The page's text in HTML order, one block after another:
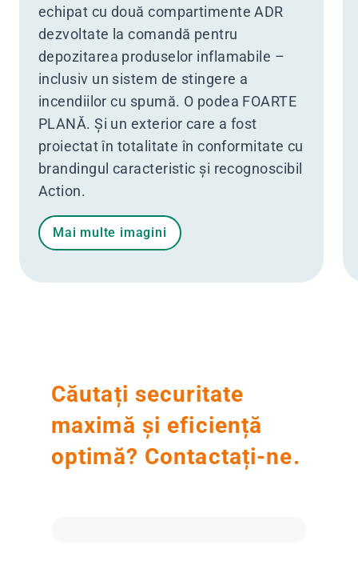
echipat cu două compartimente ADR
dezvoltate la comandă pentru
depozitarea produselor inflamabile –
inclusiv un sistem de stingere a
incendiilor cu spumă. O podea FOARTE
PLANĂ. Și un exterior care a fost
proiectat în totalitate în conformitate cu
brandingul caracteristic și recognoscibil
Action.
Mai multe imagini
Căutați securitate
maximă și eficiență
optimă? Contactați-ne.